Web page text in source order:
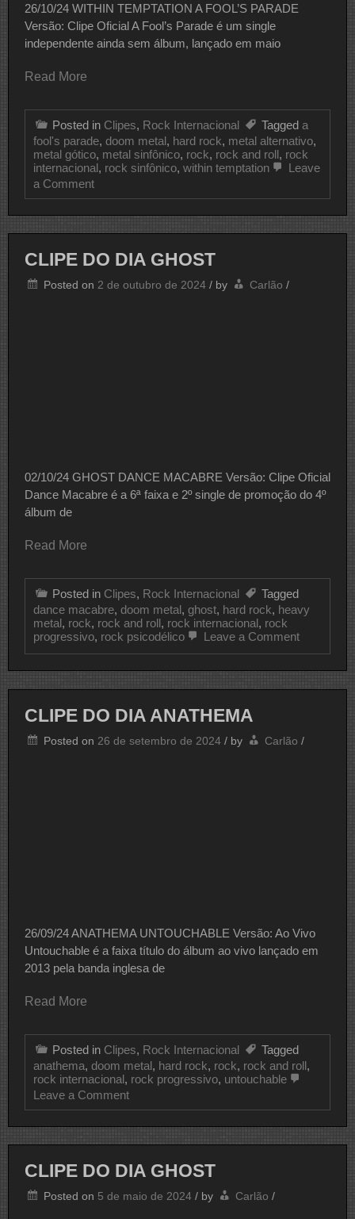
26/10/24 WITHIN TEMPTATION A FOOL’S PARADE
Versão: Clipe Oficial A Fool’s Parade é um single
independente ainda sem álbum, lançado em maio
Read More
Posted in Clipes, Rock Internacional Tagged a
fool's parade, doom metal, hard rock, metal alternativo,
metal gótico, metal sinfônico, rock, rock and roll, rock
internacional, rock sinfônico, within temptation
Leave
a Commenton
CLIPE
WITHIN
TEMPTATION
CLIPE DO DIA GHOST
Posted on 2 de outubro de 2024 / by Carlão /
02/10/24 GHOST DANCE MACABRE Versão: Clipe Oficial
Dance Macabre é a 6ª faixa e 2º single de promoção do 4º
álbum de
Read More
Posted in Clipes, Rock Internacional
Tagged
dance macabre, doom metal, ghost, hard rock, heavy
metal, rock, rock and roll, rock internacional, rock
progressivo, rock psicodélico Leave a Commenton
GHOST
CLIPE DO DIA ANATHEMA
Posted on 26 de setembro de 2024 / by Carlão /
26/09/24 ANATHEMA UNTOUCHABLE Versão: Ao Vivo
Untouchable é a faixa título do álbum ao vivo lançado em
2013 pela banda inglesa de
Read More
Posted in Clipes, Rock Internacional
Tagged
anathema, doom metal, hard rock, rock, rock and roll,
rock internacional, rock progressivo, untouchable
Leave a Commenton
CLIPE
ANATHEMA
CLIPE DO DIA GHOST
Posted on 5 de maio de 2024 / by Carlão /